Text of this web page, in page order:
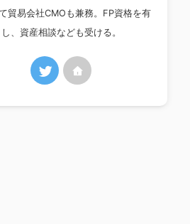
貿易会社CMOも兼務。FP資格を有
し、資産相談なども受ける。